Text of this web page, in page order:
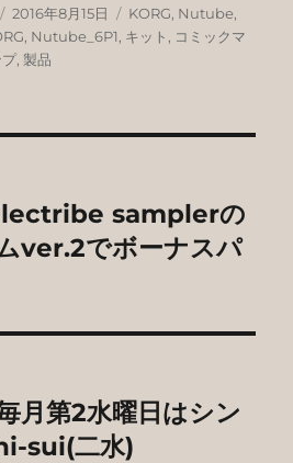
投
稿
日:
2016年8月15日
カ
テ
KORG, Nutube,
, Nutube_6P1, キット , コミックマ
, 製品
samplerの
ver.2でボーナスパ
月第2水曜日はシン
sui(二水)